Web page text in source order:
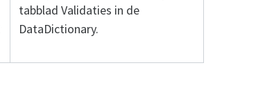
tabblad Validaties in de
DataDictionary.